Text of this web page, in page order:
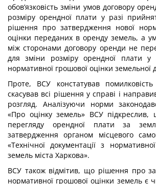
обов’язковість зміни умов договору
розміру орендної плати у разі
рішення про затвердження нової
оцінки переданих в оренду земель, а
між сторонами договору оренди не
для зміни розміру орендної плати у
нормативної грошової оцінки земельної
Проте, ВСУ констатував
скасував всі рішення у справі і
розгляд. Аналізуючи норми
«Про оцінку земель» ВСУ підкреслив,
перегляду орендної плати за
затвердження органом місцевого
«Технічної документації з
земель міста Харкова».
ВСУ також відмітив, що рішення про
нормативної грошової оцінки земель є